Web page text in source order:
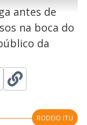
antes de
na boca do
da
RODEIO ITU